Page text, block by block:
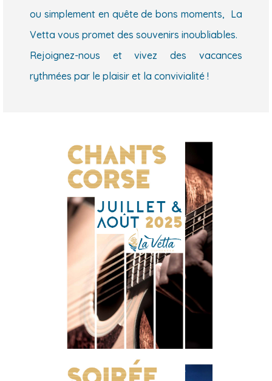
ou simplement en quête de bons moments, La
Vetta vous promet des souvenirs inoubliables.
Rejoignez-nous et vivez des vacances
rythmées par le plaisir et la convivialité !